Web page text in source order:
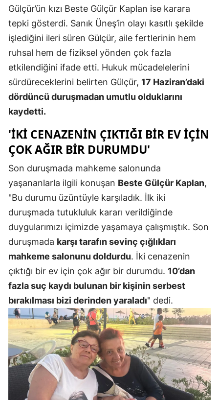
İzmir
Kars
Kırklareli
Kocaeli
Mardin
Muğla
Nevşehir
Niğde
Ordu
Rize
Sakarya
Gülçür’ün kızı Beste Gülçür Kaplan ise karara
tepki gösterdi. Sanık Üneş’in olayı kasıtlı şekilde
işlediğini ileri süren Gülçür, aile fertlerinin hem
ruhsal hem de fiziksel yönden çok fazla
etkilendiğini ifade etti. Hukuk mücadelelerini
sürdüreceklerini belirten Gülçür, 17 Haziran’daki
dördüncü duruşmadan umutlu olduklarını
kaydetti.
'İKI CENAZENIN ÇIKTIĞI BIR EV IÇIN
ÇOK AĞIR BIR DURUMDU'
Son duruşmada mahkeme salonunda
yaşananlarla ilgili konuşan Beste Gülçür Kaplan,
"Bu durumu üzüntüyle karşıladık. İlk iki
duruşmada tutukluluk kararı verildiğinde
duygularımızı içimizde yaşamaya çalışmıştık. Son
duruşmada karşı tarafın sevinç çığlıkları
mahkeme salonunu doldurdu. İki cenazenin
çıktığı bir ev için çok ağır bir durumdu. 10’dan
fazla suç kaydı bulunan bir kişinin serbest
bırakılması bizi derinden yaraladı" dedi.